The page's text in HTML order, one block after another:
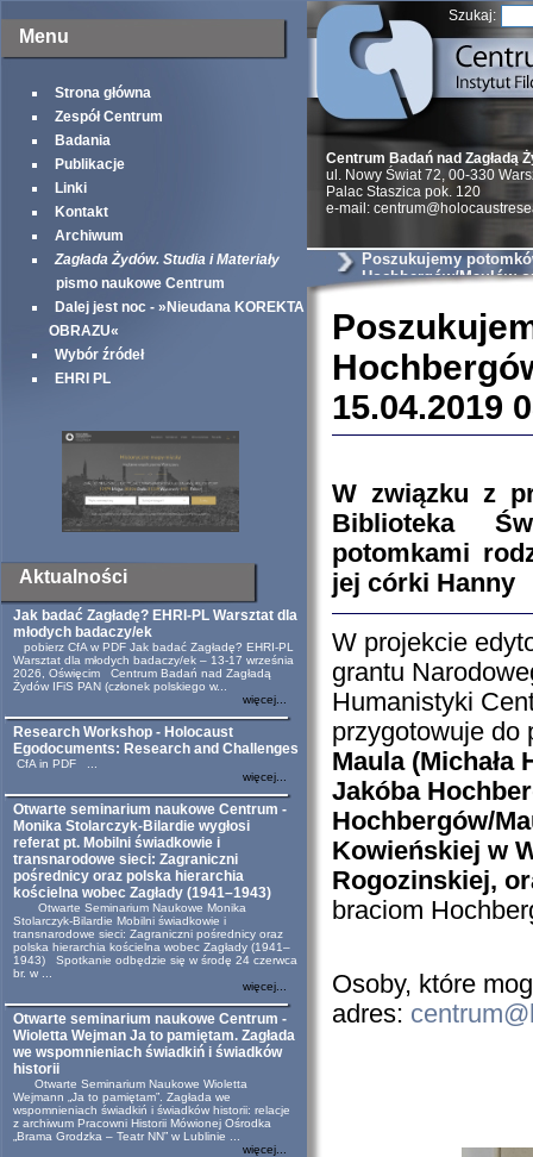
Menu
Strona główna
Zespół Centrum
Badania
Publikacje
Linki
Kontakt
Archiwum
Zagłada Żydów. Studia i Materiały
pismo naukowe Centrum
Dalej jest noc - »Nieudana KOREKTA
OBRAZU«
Wybór źródeł
EHRI PL
Aktualności
Jak badać Zagładę? EHRI-PL Warsztat dla
młodych badaczy/ek
pobierz CfA w PDF Jak badać Zagładę? EHRI-PL
Warsztat dla młodych badaczy/ek – 13-17 września
2026, Oświęcim Centrum Badań nad Zagładą
Żydów IFiS PAN (członek polskiego w...
więcej...
Research Workshop - Holocaust
Egodocuments: Research and Challenges
CfA in PDF ...
więcej...
Otwarte seminarium naukowe Centrum -
Monika Stolarczyk-Bilardie wygłosi
referat pt. Mobilni świadkowie i
transnarodowe sieci: Zagraniczni
pośrednicy oraz polska hierarchia
kościelna wobec Zagłady (1941–1943)
Otwarte Seminarium Naukowe Monika
Stolarczyk-Bilardie Mobilni świadkowie i
transnarodowe sieci: Zagraniczni pośrednicy oraz
polska hierarchia kościelna wobec Zagłady (1941–
1943) Spotkanie odbędzie się w środę 24 czerwca
br. w ...
więcej...
Otwarte seminarium naukowe Centrum -
Wioletta Wejman Ja to pamiętam. Zagłada
we wspomnieniach świadkiń i świadków
historii
Otwarte Seminarium Naukowe Wioletta
Wejmann „Ja to pamiętam”. Zagłada we
wspomnieniach świadkiń i świadków historii: relacje
z archiwum Pracowni Historii Mówionej Ośrodka
„Brama Grodzka – Teatr NN” w Lublinie ...
więcej...
Szukaj:
Centrum Badań nad Zagładą
ul. Nowy Świat 72, 00-330
Palac Staszica pok. 120
e-mail:
Poszukujemy
Hochbergów/Maulów
15.04.2019
W związku z
Biblioteka
potomkami
jej córki Hanny
W projekcie
grantu
Humanistyki
przygotowuje
Maula (Michała
Jakóba
Hochbergów/
Kowieńskiej w
Rogozinskiej,
braciom
Osoby, które
adres: